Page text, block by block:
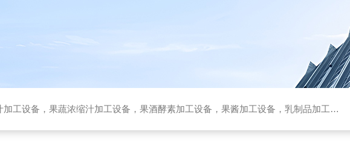
酵素加工设备，果酱加工设备，乳制品加工设备，生物提取加工设备，破碎榨汁设备，高温杀菌设备，无菌袋灌装机，UHT管式杀菌机，去核破碎机，高速精制打浆机，带式压榨机